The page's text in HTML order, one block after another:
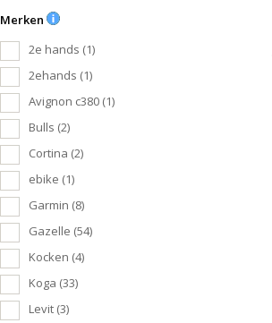
Merken
2e hands (1)
2ehands (1)
Avignon c380 (1)
Bulls (2)
Cortina (2)
ebike (1)
Garmin (8)
Gazelle (54)
Kocken (4)
Koga (33)
Levit (3)